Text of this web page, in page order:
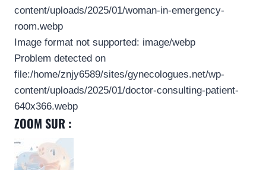
content/uploads/2025/01/woman-in-emergency-
room.webp
Image format not supported: image/webp
Problem detected on
file:/home/znjy6589/sites/gynecologues.net/wp-
content/uploads/2025/01/doctor-consulting-patient-
640x366.webp
ZOOM SUR :